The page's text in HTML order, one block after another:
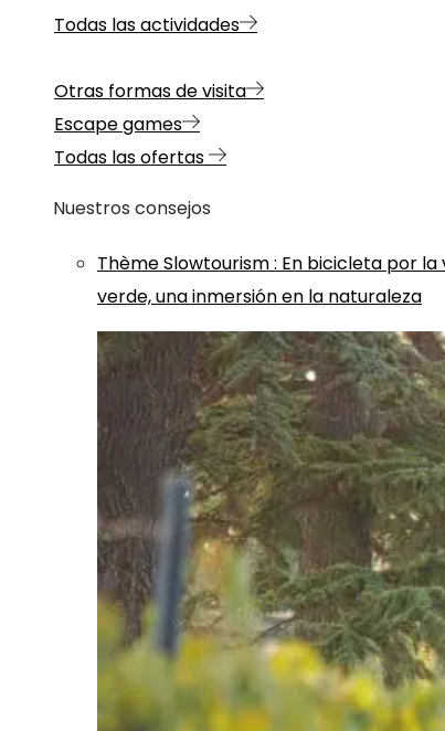
Todas las actividades
Otras formas de visita
Escape games
Todas las ofertas
Nuestros consejos
ThèmeSlowtourism: En bicicleta por la
verde, una inmersión en la naturaleza